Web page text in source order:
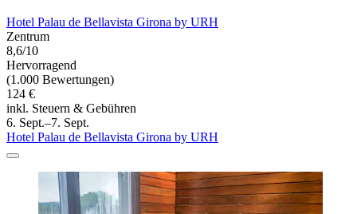
Hotel Palau de Bellavista Girona by URH
Zentrum
8,6/10
Hervorragend
(1.000 Bewertungen)
124 €
inkl. Steuern & Gebühren
6. Sept.–7. Sept.
Hotel Palau de Bellavista Girona by URH